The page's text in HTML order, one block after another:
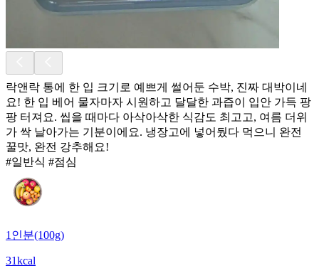
락앤락 통에 한 입 크기로 예쁘게 썰어둔 수박, 진짜 대박이네
요! 한 입 베어 물자마자 시원하고 달달한 과즙이 입안 가득 팡
팡 터져요. 씹을 때마다 아삭아삭한 식감도 최고고, 여름 더위
가 싹 날아가는 기분이에요. 냉장고에 넣어뒀다 먹으니 완전
꿀맛, 완전 강추해요!
#일반식 #점심
1인분(100g)
31kcal